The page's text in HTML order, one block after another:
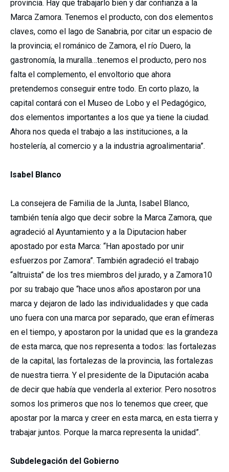
provincia. Hay que trabajarlo bien y dar confianza a la
Marca Zamora. Tenemos el producto, con dos elementos
claves, como el lago de Sanabria, por citar un espacio de
la provincia; el románico de Zamora, el río Duero, la
gastronomía, la muralla…tenemos el producto, pero nos
falta el complemento, el envoltorio que ahora
pretendemos conseguir entre todo. En corto plazo, la
capital contará con el Museo de Lobo y el Pedagógico,
dos elementos importantes a los que ya tiene la ciudad.
Ahora nos queda el trabajo a las instituciones, a la
hostelería, al comercio y a la industria agroalimentaria”.
Isabel Blanco
La consejera de Familia de la Junta, Isabel Blanco,
también tenía algo que decir sobre la Marca Zamora, que
agradeció al Ayuntamiento y a la Diputacion haber
apostado por esta Marca: “Han apostado por unir
esfuerzos por Zamora”. También agradeció el trabajo
“altruista” de los tres miembros del jurado, y a Zamora10
por su trabajo que “hace unos años apostaron por una
marca y dejaron de lado las individualidades y que cada
uno fuera con una marca por separado, que eran efímeras
en el tiempo, y apostaron por la unidad que es la grandeza
de esta marca, que nos representa a todos: las fortalezas
de la capital, las fortalezas de la provincia, las fortalezas
de nuestra tierra. Y el presidente de la Diputación acaba
de decir que había que venderla al exterior. Pero nosotros
somos los primeros que nos lo tenemos que creer, que
apostar por la marca y creer en esta marca, en esta tierra y
trabajar juntos. Porque la marca representa la unidad”.
Subdelegación del Gobierno